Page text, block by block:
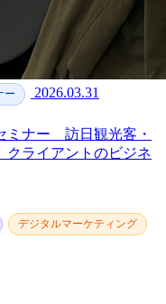
ー 2026.03.31
ミナー＿訪日観光客・
クライアントのビジネ
デジタルマーケティング